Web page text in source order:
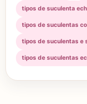
tipos de suculenta
tipos de suculentas
tipos de suculentas e
tipos de suculentas